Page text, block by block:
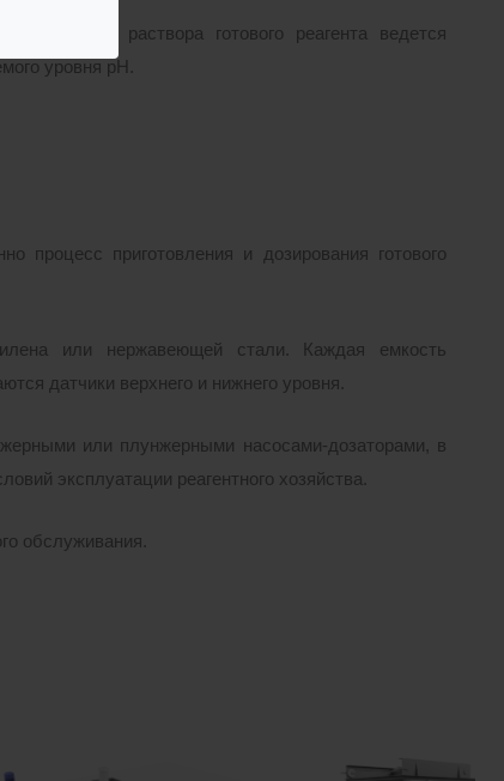
раствора готового реагента ведется
уровня pH.
процесс приготовления и дозирования готового
или нержавеющей стали. Каждая емкость
датчики верхнего и нижнего уровня.
или плунжерными насосами-дозаторами, в
эксплуатации реагентного хозяйства.
обслуживания.